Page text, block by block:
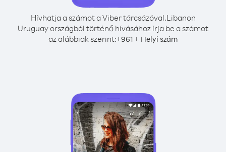
Hívhatja a számot a Viber tárcsázóval.Libanon
Uruguay országból történő hívásához írja be a számot
az alábbiak szerint:+961 + Helyi szám